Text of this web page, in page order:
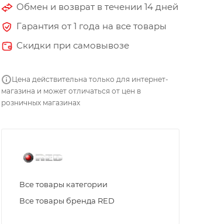
Обмен и возврат в течении 14 дней
Гарантия от 1 года на все товары
Скидки при самовывозе
Цена действительна только для интернет-
магазина и может отличаться от цен в
розничных магазинах
Все товары категории
Все товары бренда RED